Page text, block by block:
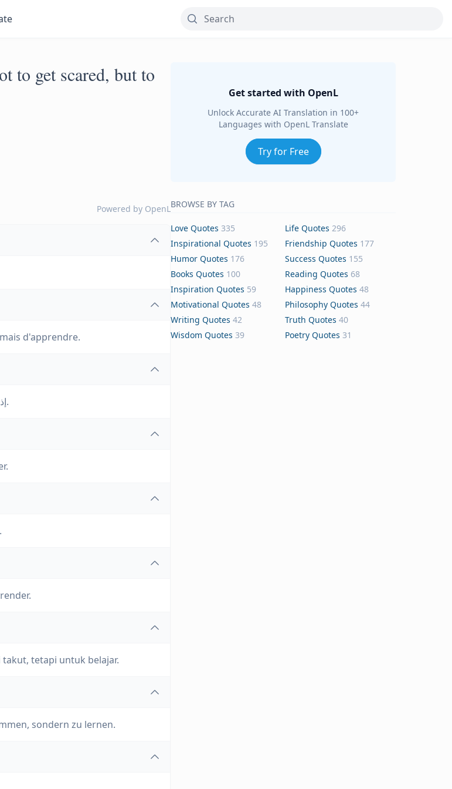
to get scared, but to
Powered by OpenL
d'apprendre.
إذا كنت لا تعرف، الشيء الذي يجب عليك فعله ليس أن تخاف، بل أن تتعلم.
tetapi untuk belajar.
sondern zu lernen.
Get started with OpenL
Unlock Accurate AI Translation in 100+
Languages with OpenL Translate
Try for Free
BROWSE BY TAG
Love Quotes 335 Life Quotes 296
Inspirational Quotes 195 Friendship Quotes 177
Humor Quotes 176 Success Quotes 155
Books Quotes 100 Reading Quotes 68
Inspiration Quotes 59 Happiness Quotes 48
Motivational Quotes 48 Philosophy Quotes 44
Writing Quotes 42 Truth Quotes 40
Wisdom Quotes 39 Poetry Quotes 31